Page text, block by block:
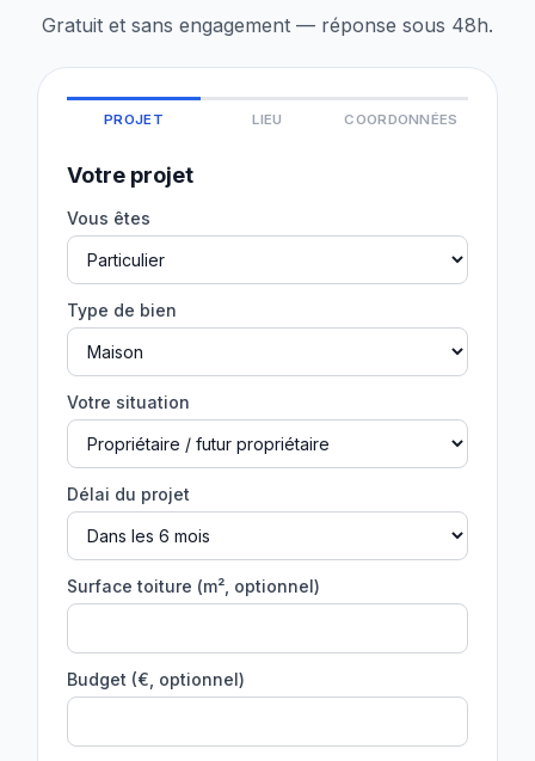
Gratuit et sans engagement — réponse sous 48h.
PROJET LIEU COORDONNÉES
Votre projet
Vous êtes
Type de bien
Votre situation
Délai du projet
Surface toiture (m², optionnel)
Budget (€, optionnel)